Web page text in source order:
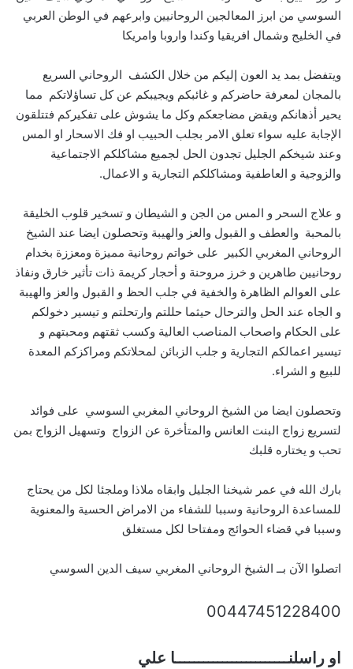
السوسي من ابرز المعالجين الروحانيين وابرعهم في الوطن العربي
في الخليج وشمال افريقيا وكندا واروبا وامريكا
ويتفضل بمد يد العون إليكم من خلال الكشف الروحاني السريع
بالمجان لمعرفة حاضركم و غائبكم ويجيبكم عن كل تساؤلاتكم مما
يحير أذهانكم ويقض مضاجعكم وكل ما يشوش على تفكيركم فتتلقون
الإجابة عليه سواء تعلق الامر بجلب الحبيب او فك الاسحار او المس
وعند شيخكم الجليل تجدون الحل لجميع مشاكلكم الاجتماعية
والزوجية و العاطفية ومشاكلكم التجارية و الاعمال.
و علاج السحر و المس من الجن و الشيطان و تسخير قلوب الخليقة
بالمحبة والعطف و القبول والعز والهيبة وتحصلون ايضا عند الشيخ
الروحاني المغربي الكبير على خواتم روحانية مميزة ومعززة بخدام
روحانيين طاهرين و خرز مروحنة و أحجار كريمة ذات تأثير خارق ونفاذ
على العوالم الظاهرة والخفية في جلب الحظ و القبول والعز والهيبة
و الجاه عند الحل والترحال حيثما حللتم وارتحلتم و تيسير دخولكم
على الحكام واصحاب المناصب العالية وكسب ثقتهم ومحبتهم و
تيسير اعمالكم التجارية و جلب الزبائن لمحلاتكم ومراكزكم المعدة
للبيع و الشراء.
وتحصلون ايضا من الشيخ الروحاني المغربي السوسي على فوائد
لتسريع زواج البنت العانس والمتأخرة عن الزواج وتسهيل الزواج بمن
تحب و يختاره قلبك
بارك الله في عمر شيخنا الجليل وابقاه ملاذا وملجئا لكل من يحتاج
للمساعدة الروحانية وسببا للشفاء من الامراض الحسية والمعنوية
وسببا في قضاء الحوائج ومفتاحا لكل مستغلق
اتصلوا الآن بــ الشيخ الروحاني المغربي سيف الدين السوسي
00447451228400
او راسلنــــــــــــــــــــــــا علي